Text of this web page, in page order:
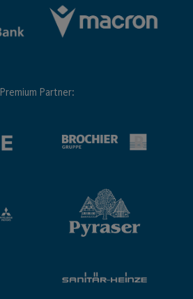
Premium Partner: